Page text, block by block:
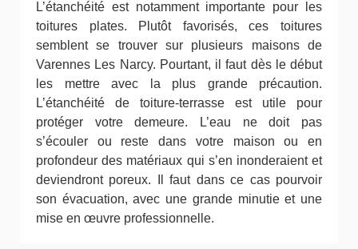
L’étanchéité est notamment importante pour les
toitures plates. Plutôt favorisés, ces toitures
semblent se trouver sur plusieurs maisons de
Varennes Les Narcy. Pourtant, il faut dès le début
les mettre avec la plus grande précaution.
L’étanchéité de toiture-terrasse est utile pour
protéger votre demeure. L’eau ne doit pas
s’écouler ou reste dans votre maison ou en
profondeur des matériaux qui s’en inonderaient et
deviendront poreux. Il faut dans ce cas pourvoir
son évacuation, avec une grande minutie et une
mise en œuvre professionnelle.